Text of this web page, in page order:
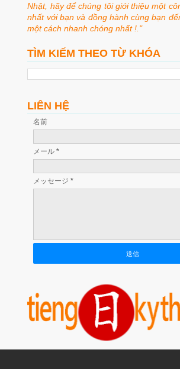
Nhật, hãy để chúng tôi giới thiệu một
nhất với bạn và đồng hành cùng bạn
một cách nhanh chóng nhất !."
TÌM KIẾM THEO TỪ KHÓA
LIÊN HỆ
名前
メール*
メッセージ*